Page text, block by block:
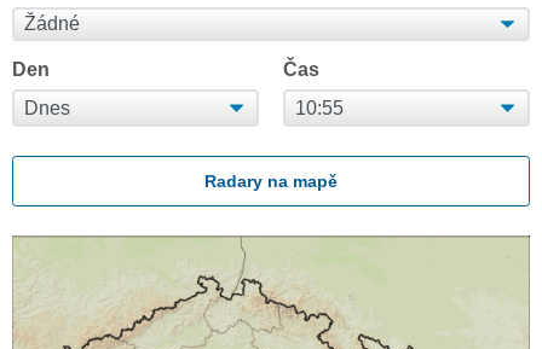
Den Čas
Radary na mapě